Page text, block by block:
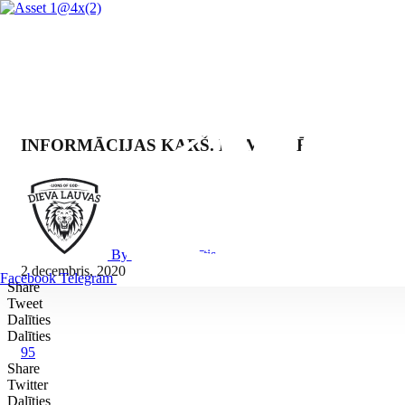
Facebook Telegram
INFORMĀCIJAS KARŠ. KAM TICĒT?
By Mārcis Jencītis
2 decembris, 2020
Share
Tweet
Dalīties
Dalīties
95
Share
Twitter
Dalīties